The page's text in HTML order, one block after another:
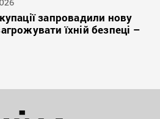
запровадили нову
їхній безпеці –